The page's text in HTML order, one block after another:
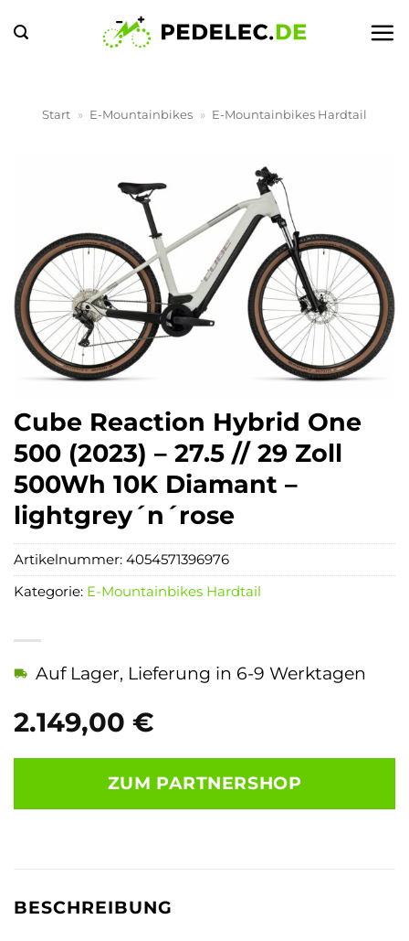
Inhalt
Start » E-Mountainbikes » E-Mountainbikes Hardtail
Cube Reaction Hybrid One
500 (2023) – 27.5 // 29 Zoll
500Wh 10K Diamant –
lightgrey´n´rose
2.149,00 €
Auf Lager, Lieferung in 6-9 Werktagen
ZUM PARTNERSHOP
Artikelnummer: 4054571396976
Kategorie: E-Mountainbikes Hardtail
BESCHREIBUNG